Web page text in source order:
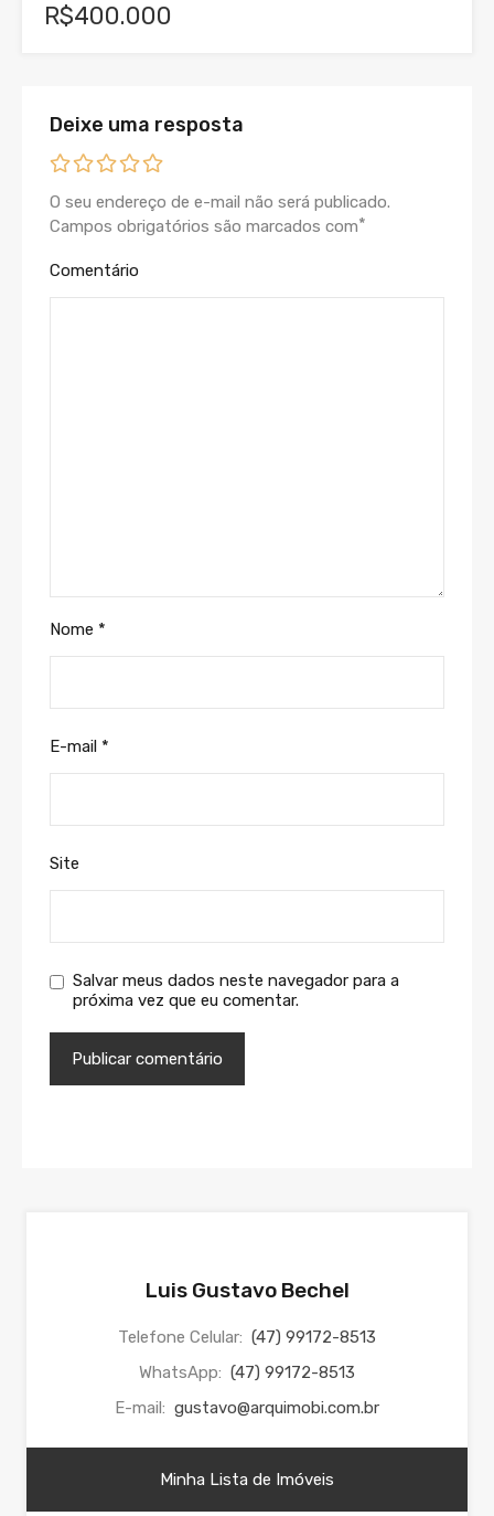
R$400.000
Deixe uma resposta
O seu endereço de e-mail não será publicado.
Campos obrigatórios são marcados com*
Comentário
Nome *
E-mail *
Site
Salvar meus dados neste navegador para a
próxima vez que eu comentar.
Luis Gustavo Bechel
Telefone Celular: (47) 99172-8513
WhatsApp: (47) 99172-8513
E-mail: gustavo@arquimobi.com.br
Minha Lista de Imóveis